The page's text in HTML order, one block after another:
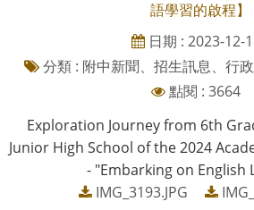
語學習的啟程】
日期 : 2023-12-
分類 : 附中新聞、招生訊息、行政
點閱 : 3664
Exploration Journey from 6th
Junior High School of the 2024
- "Embarking on English
IMG_3193.JPG